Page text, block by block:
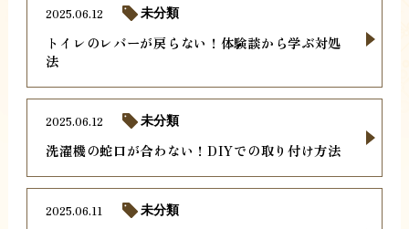
トイレのレバーが戻らない！体験談から学ぶ対処
法
2025.06.12 未分類
洗濯機の蛇口が合わない！DIYでの取り付け方法
2025.06.12 未分類
2025.06.11 未分類